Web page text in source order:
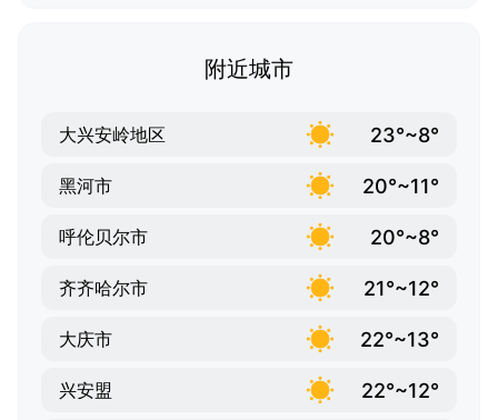
附近城市
大兴安岭地区 23°~8°
黑河市 20°~11°
呼伦贝尔市 20°~8°
齐齐哈尔市 21°~12°
大庆市 22°~13°
兴安盟 22°~12°